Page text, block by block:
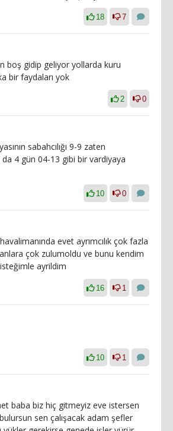
18 7
boş gidip geliyor yollarda kuru
bir faydaları yok
2 0
sabahcılığı 9-9 zaten
4 gün 04-13 gibi bir vardiyaya
10 0
evet ayrımcılık çok fazla
çok zulumoldu ve bunu kendim
ayrildim
16 1
10 1
baba biz hiç gitmeyiz eve istersen
sen çalışacak adam şefler